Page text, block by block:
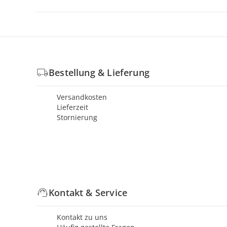
Bestellung & Lieferung
Versandkosten
Lieferzeit
Stornierung
Kontakt & Service
Kontakt zu uns